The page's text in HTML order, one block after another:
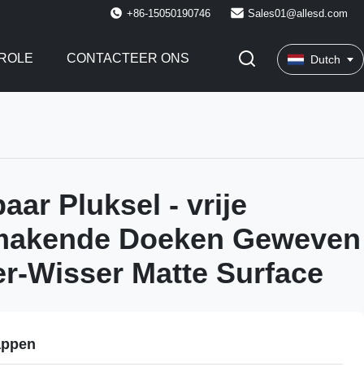
+86-15050190746 Sales01@allesd.com
CONTACTEER ONS Dutch
Pluksel - vrije
Doeken Geweven
Wisser Matte Surface